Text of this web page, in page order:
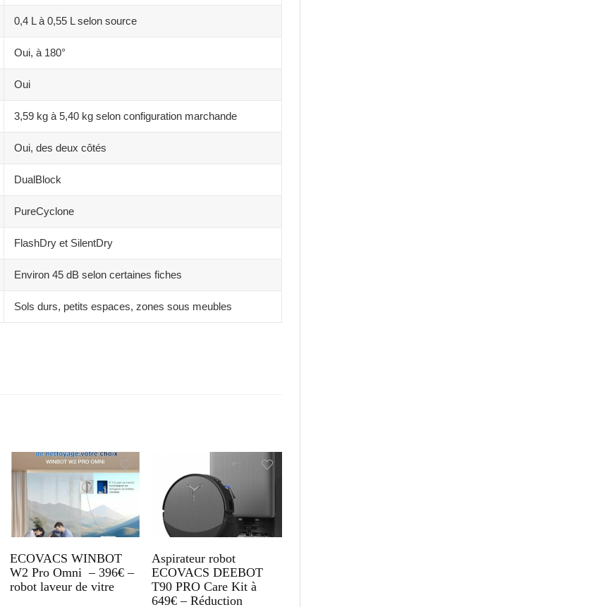
0,4 L à 0,55 L selon source
Oui, à 180°
Oui
3,59 kg à 5,40 kg selon configuration marchande
Oui, des deux côtés
DualBlock
PureCyclone
FlashDry et SilentDry
Environ 45 dB selon certaines fiches
Sols durs, petits espaces, zones sous meubles
ECOVACS WINBOT
W2 Pro Omni – 396€ –
robot laveur de vitre
Aspirateur robot
ECOVACS DEEBOT
T90 PRO Care Kit à
649€ – Réduction